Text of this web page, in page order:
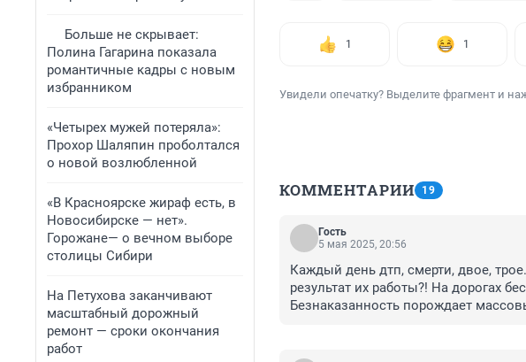
Больше не скрывает:
Полина Гагарина показала
романтичные кадры с новым
избранником
«Четырех мужей потеряла»:
Прохор Шаляпин проболтался
о новой возлюбленной
«В Красноярске жираф есть, в
Новосибирске — нет».
Горожане— о вечном выборе
столицы Сибири
На Петухова заканчивают
масштабный дорожный
ремонт — сроки окончания
работ
1 1
Увидели опечатку? Выделите фрагмент и
КОММЕНТАРИИ 19
Гость
5 мая 2025, 20:56
Каждый день дтп, смерти, двое,
результат их работы?! На дорогах
Безнаказанность порождает
Кто нибудь в мэрии ведёт
за этот показатель?! Чем занят